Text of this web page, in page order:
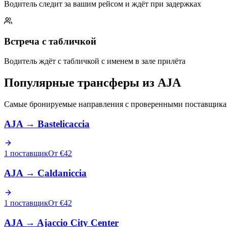
Водитель следит за вашим рейсом и ждёт при задержках
Встреча с табличкой
Водитель ждёт с табличкой с именем в зале прилёта
Популярные трансферы из AJA
Самые бронируемые направления с проверенными
AJA → Bastelicaccia
1 поставщикОт €42
AJA → Caldaniccia
1 поставщикОт €42
AJA → Ajaccio City Center